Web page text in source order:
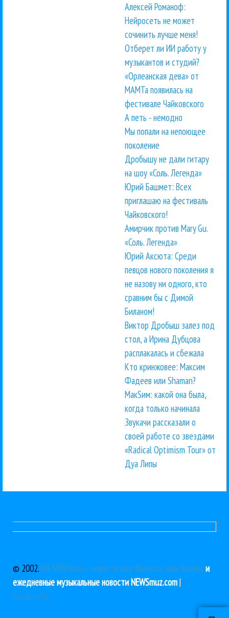
Алексей Романоф:
Нейросеть не может
сочинить лучше меня!
Отберет ли ИИ работу у
музыкантов и студий?
«Орлеанская дева» от
МАМТа появилась на
фестивале Чайковского
А петь - немодно
Мы попали на непоющее
поколение
Дробышу не дали гитару
на шоу «Соль. Легенда»
Юрий Башмет: Всех
приглашаю на фестиваль
Чайковского!
Амирчик против Mary Gu.
«Соль. Легенда»
Юрий Аксюта: Среди
певцов нового поколения я
не назову ни одного, кто
сравним бы с Димой
Биланом!
Виктор Дробыш залез под
стол, а Ирина Дубцова
расплакалась и сбежала
Кто кринжовее: Максим
Фадеев или Shaman?
МакSим: какой она была,
когда только начинала
Звукачи рассказали о
своей работе со звездами
«Radical Optimism Tour» от
Дуа Липы
© 2002. ИА NEWSmuz - новости шоу бизнеса, шоу бизнеси
ежедневные музыкальные новости NEWSmuz.com|
Guruken.Ru